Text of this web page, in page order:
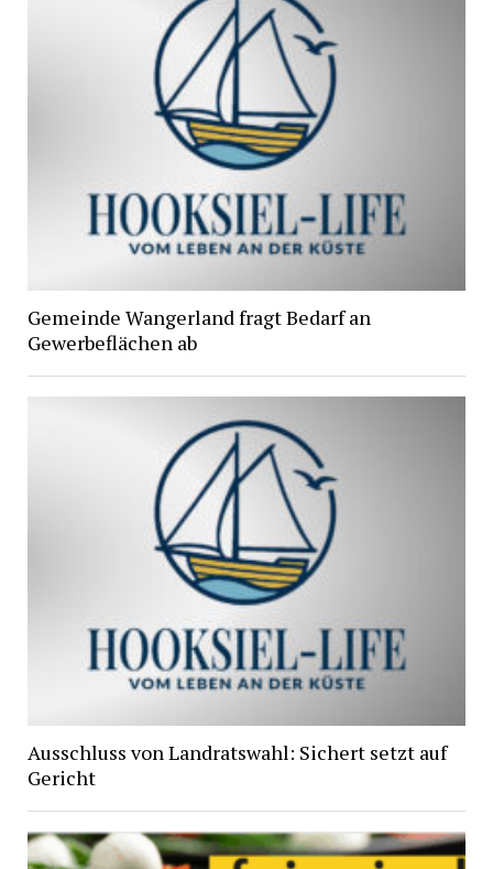
Gemeinde Wangerland fragt Bedarf an
Gewerbeflächen ab
Ausschluss von Landratswahl: Sichert setzt auf
Gericht